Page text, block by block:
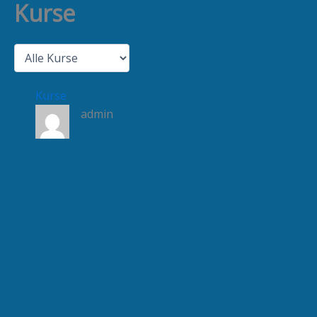
Zum
Inhalt
springen
Kurse
Kurse
admin